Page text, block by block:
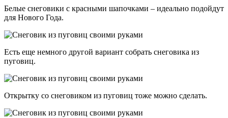
Белые снеговики с красными шапочками – идеально подойдут
для Нового Года.
Есть еще немного другой вариант собрать снеговика из
пуговиц.
Открытку со снеговиком из пуговиц тоже можно сделать.